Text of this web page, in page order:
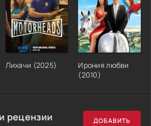
Лихачи (2025)
Ирония любви
(2010)
рецензии ДОБАВИТЬ